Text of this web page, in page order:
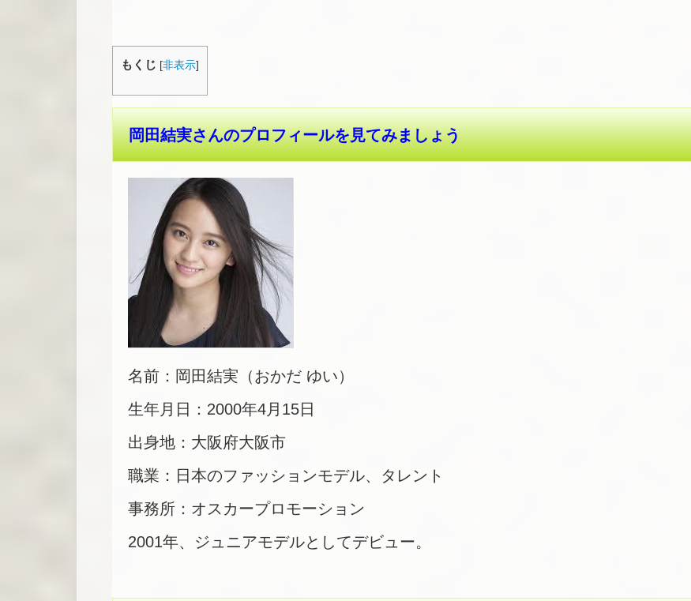
もくじ [非表示]
岡田結実さんのプロフィールを見てみましょう
名前：岡田結実（おかだ ゆい）
生年月日：2000年4月15日
出身地：大阪府大阪市
職業：日本のファッションモデル、タレント
事務所：オスカープロモーション
2001年、ジュニアモデルとしてデビュー。